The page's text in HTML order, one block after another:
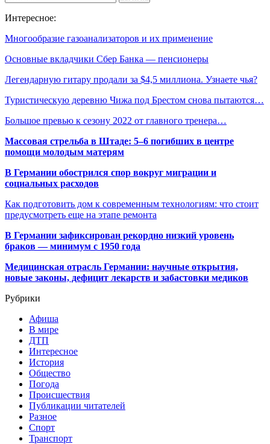
Интересное:
Многообразие газоанализаторов и их применение
Основные вкладчики Сбер Банка — пенсионеры
Легендарную гитару продали за $4,5 миллиона. Узнаете чья?
Туристическую деревню Чижа под Брестом снова пытаются…
Большое превью к сезону 2022 от главного тренера…
Массовая стрельба в Штаде: 5–6 погибших в центре
помощи молодым матерям
В Германии обострился спор вокруг миграции и
социальных расходов
Как подготовить дом к современным технологиям: что стоит
предусмотреть еще на этапе ремонта
В Германии зафиксирован рекордно низкий уровень
браков — минимум с 1950 года
Медицинская отрасль Германии: научные открытия,
новые законы, дефицит лекарств и забастовки медиков
Рубрики
Афиша
В мире
ДТП
Интересное
История
Общество
Погода
Происшествия
Публикации читателей
Разное
Спорт
Транспорт